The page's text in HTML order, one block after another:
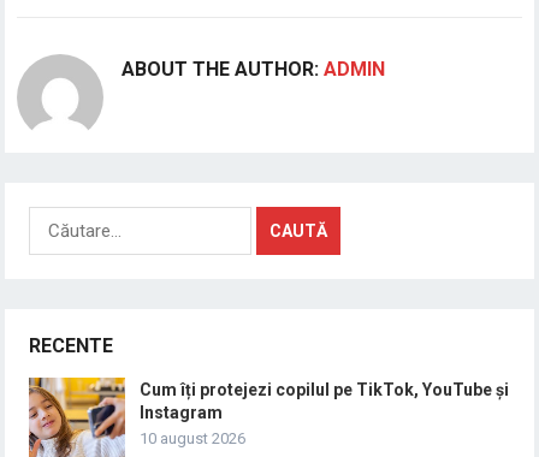
ABOUT THE AUTHOR:ADMIN
Caută
după:
RECENTE
Cum îți protejezi copilul pe TikTok, YouTube și
Instagram
10 august 2026